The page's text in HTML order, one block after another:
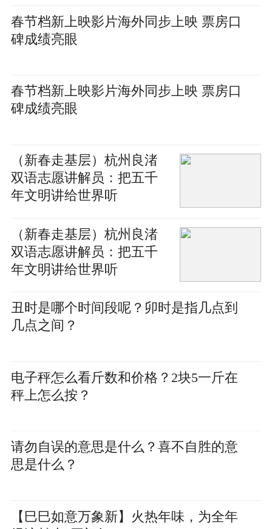
春节档新上映影片海外同步上映 票房口
碑成绩亮眼
春节档新上映影片海外同步上映 票房口
碑成绩亮眼
（新春走基层）杭州良渚
双语志愿讲解员：把五千
年文明讲给世界听
（新春走基层）杭州良渚
双语志愿讲解员：把五千
年文明讲给世界听
丑时是哪个时间段呢？卯时是指几点到
几点之间？
电子秤怎么看斤数和价格？2块5一斤在
秤上怎么按？
请勿自误的意思是什么？喜不自胜的意
思是什么？
【巳巳如意万象新】火热年味，为全年